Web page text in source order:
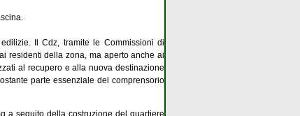
Il Cdz, tramite le Commissioni di
residenti della zona, ma aperto anche ai
al recupero e alla nuova destinazione
parte essenziale del comprensorio
a seguito della costruzione del quartiere